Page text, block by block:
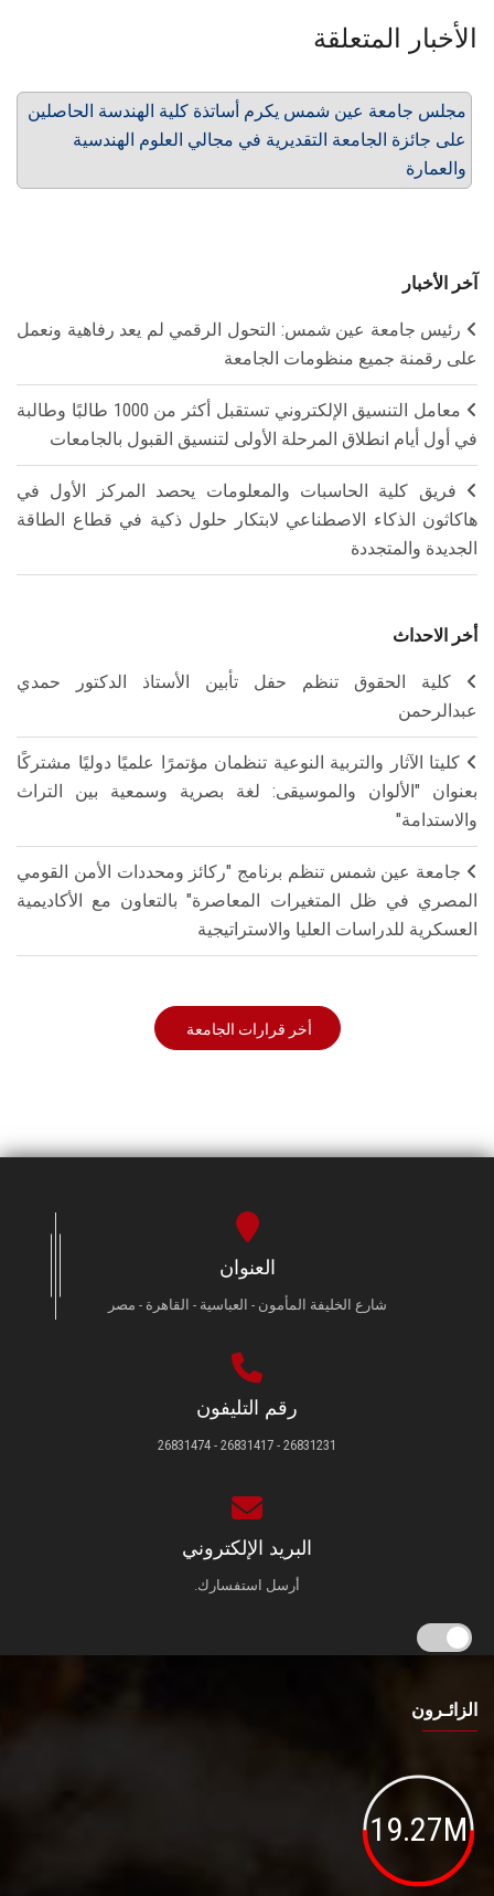
الأخبار المتعلقة
مجلس جامعة عين شمس يكرم أساتذة كلية الهندسة الحاصلين
على جائزة الجامعة التقديرية في مجالي العلوم الهندسية
والعمارة
آخر الأخبار
رئيس جامعة عين شمس: التحول الرقمي لم يعد رفاهية ونعمل
على رقمنة جميع منظومات الجامعة
معامل التنسيق الإلكتروني تستقبل أكثر من 1000 طالبًا وطالبة
في أول أيام انطلاق المرحلة الأولى لتنسيق القبول بالجامعات
فريق كلية الحاسبات والمعلومات يحصد المركز الأول في
هاكاثون الذكاء الاصطناعي لابتكار حلول ذكية في قطاع الطاقة
الجديدة والمتجددة
أخر الاحداث
كلية الحقوق تنظم حفل تأبين الأستاذ الدكتور حمدي
عبدالرحمن
كليتا الآثار والتربية النوعية تنظمان مؤتمرًا علميًا دوليًا مشتركًا
بعنوان "الألوان والموسيقى: لغة بصرية وسمعية بين التراث
والاستدامة"
جامعة عين شمس تنظم برنامج "ركائز ومحددات الأمن القومي
المصري في ظل المتغيرات المعاصرة" بالتعاون مع الأكاديمية
العسكرية للدراسات العليا والاستراتيجية
أخر قرارات الجامعة
العنوان
شارع الخليفة المأمون - العباسية - القاهرة - مصر
رقم التليفون
26831231 - 26831417 - 26831474
البريد الإلكتروني
أرسل استفسارك.
الزائـرون
19.27M